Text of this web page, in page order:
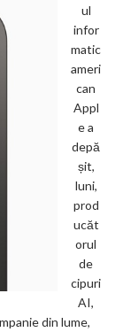
ul
infor
matic
ameri
can
Appl
e a
depă
șit,
luni,
prod
ucăt
orul
de
cipuri
AI,
din lume,